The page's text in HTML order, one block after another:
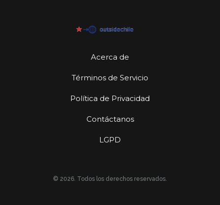
Acerca de
Términos de Servicio
Política de Privacidad
Contáctanos
LGPD
© 2026. Todos los derechos reservados.